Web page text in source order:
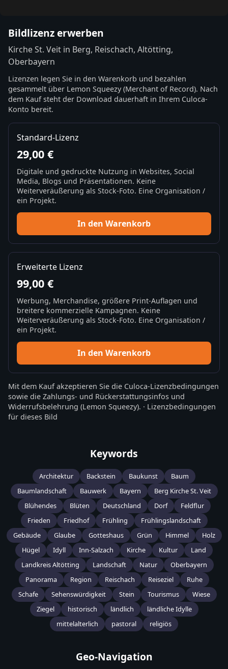
Bildlizenz erwerben
Kirche St. Veit in Berg, Reischach, Altötting,
Oberbayern
Lizenzen legen Sie in den Warenkorb und bezahlen
gesammelt über Lemon Squeezy (Merchant of Record). Nach
dem Kauf steht der Download dauerhaft in Ihrem Culoca-
Konto bereit.
Standard-Lizenz
29,00 €
Digitale und gedruckte Nutzung in Websites, Social
Media, Blogs und Präsentationen. Keine
Weiterveräußerung als Stock-Foto. Eine Organisation /
ein Projekt.
In den Warenkorb
Erweiterte Lizenz
99,00 €
Werbung, Merchandise, größere Print-Auflagen und
breitere kommerzielle Kampagnen. Keine
Weiterveräußerung als Stock-Foto. Eine Organisation /
ein Projekt.
In den Warenkorb
Mit dem Kauf akzeptieren Sie die Culoca-Lizenzbedingungen
sowie die Zahlungs- und Rückerstattungsinfos und
Widerrufsbelehrung (Lemon Squeezy). · Lizenzbedingungen
für dieses Bild
Keywords
Architektur Backstein Baukunst
Baum
Baumlandschaft
Bauwerk Bayern
Berg Kirche St. Veit
Blühendes
Blüten Deutschland Dorf
Feldflur
Frieden
Friedhof Frühling
Frühlingslandschaft
Gebäude
Glaube Gotteshaus Grün Himmel
Holz
Hügel
Idyll Inn-Salzach Kirche Kultur
Land
Landkreis Altötting
Landschaft Natur
Oberbayern
Panorama
Region Reischach Reiseziel
Ruhe
Schafe
Sehenswürdigkeit Stein Tourismus
Wiese
Ziegel
historisch ländlich
ländliche Idylle
mittelalterlich
pastoral religiös
Geo-Navigation